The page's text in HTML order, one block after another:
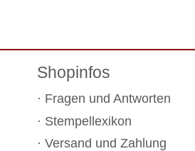
Shopinfos
Fragen und Antworten
Stempellexikon
Versand und Zahlung